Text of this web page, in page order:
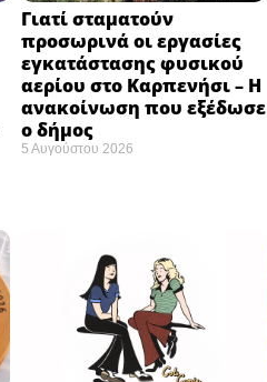
Γιατί σταματούν
προσωρινά οι εργασίες
εγκατάστασης φυσικού
αερίου στο Καρπενήσι – Η
ανακοίνωση που εξέδωσε
ο δήμος
5 Αυγούστου 2026